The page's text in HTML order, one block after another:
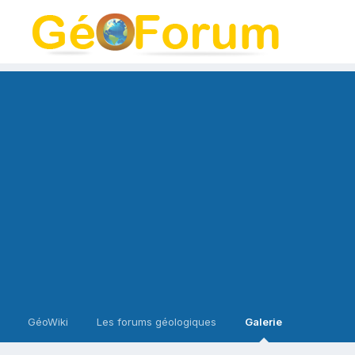
GéoWiki Les forums géologiques Galerie